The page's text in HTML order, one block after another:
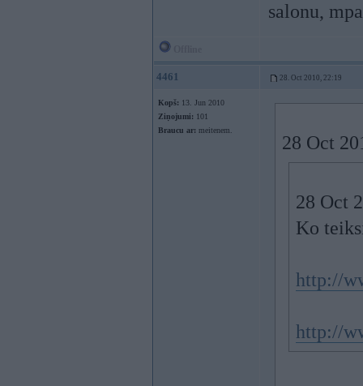
salonu,
4461 28. Oct 2010, 22:19
Kopš: 13. Jun 2010
Ziņojumi: 101
Braucu ar: meitenem.
28 Oct
28 Oct
Ko
http://
http://